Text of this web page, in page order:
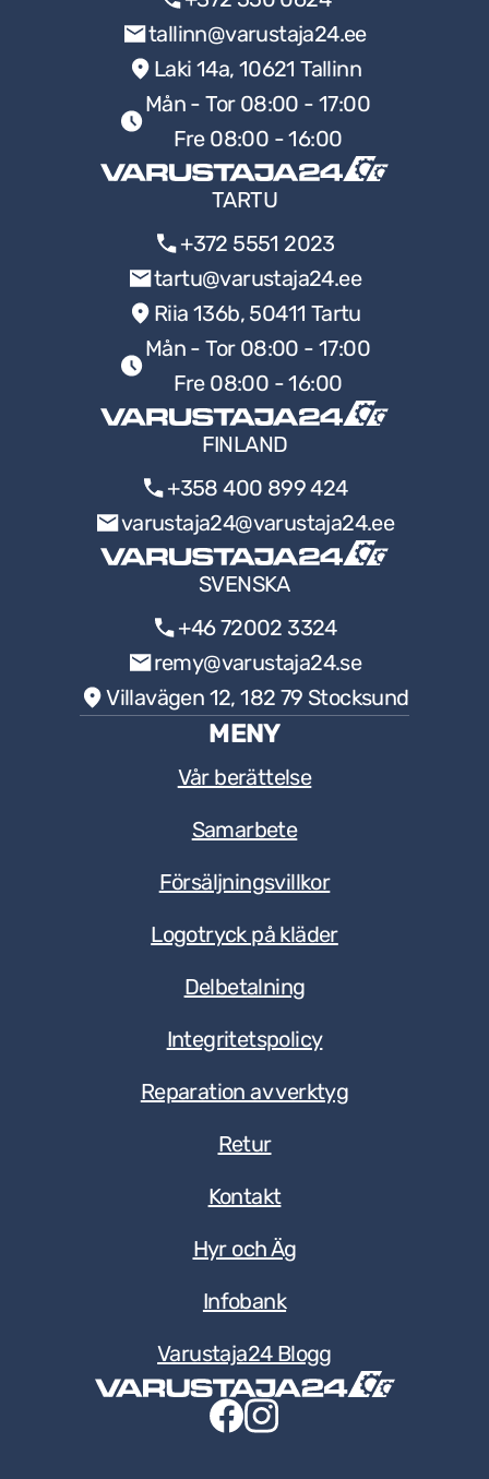
tallinn@varustaja24.ee
Laki 14a, 10621 Tallinn
Mån - Tor 08:00 - 17:00
Fre 08:00 - 16:00
TARTU
+372 5551 2023
tartu@varustaja24.ee
Riia 136b, 50411 Tartu
Mån - Tor 08:00 - 17:00
Fre 08:00 - 16:00
FINLAND
+358 400 899 424
varustaja24@varustaja24.ee
SVENSKA
+46 72002 3324
remy@varustaja24.se
Villavägen 12, 182 79 Stocksund
MENY
Vår berättelse
Samarbete
Försäljningsvillkor
Logotryck på kläder
Delbetalning
Integritetspolicy
Reparation av verktyg
Retur
Kontakt
Hyr och Äg
Infobank
Varustaja24 Blogg